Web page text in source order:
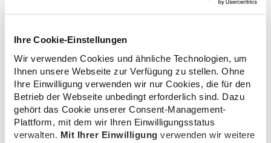
Ihre Cookie-Einstellungen
Wir verwenden Cookies und ähnliche Technologien, um
Ihnen unsere Webseite zur Verfügung zu stellen. Ohne
Ihre Einwilligung verwenden wir nur Cookies, die für den
Betrieb der Webseite unbedingt erforderlich sind. Dazu
gehört das Cookie unserer Consent-Management-
Plattform, mit dem wir Ihren Einwilligungsstatus
verwalten. Mit Ihrer Einwilligung verwenden wir weitere
zurück zur Übersicht
Zusatzinformationen
Verwandte Nachrichten